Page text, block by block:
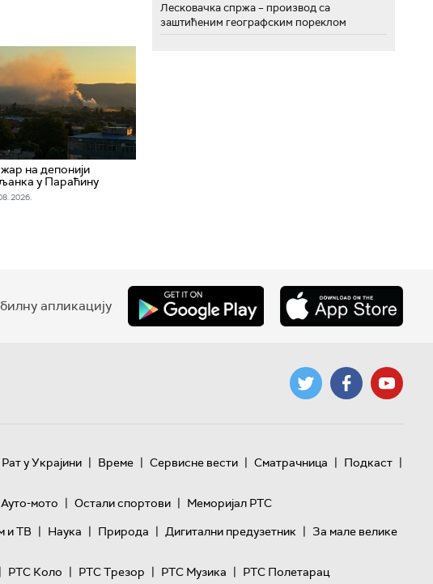
на депонији
у Параћину
2026.
Лесковачка спржа – производ са
заштићеним географским пореклом
апликацију
Рат у Украјини | Време | Сервисне вести | Сматрачница | Подкаст |
Ауто-мото | Остали спортови | Меморијал РТС
и ТВ | Наука | Природа | Дигитални предузетник | За мале велике
| РТС Коло | РТС Трезор | РТС Музика | РТС Полетарац